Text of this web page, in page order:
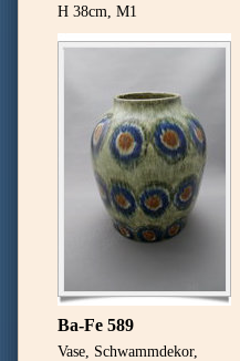
H 38cm, M1
Ba-Fe 589
Vase, Schwammdekor,